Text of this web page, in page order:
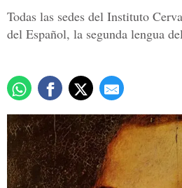
Todas las sedes del Instituto
del Español, la segunda lengua